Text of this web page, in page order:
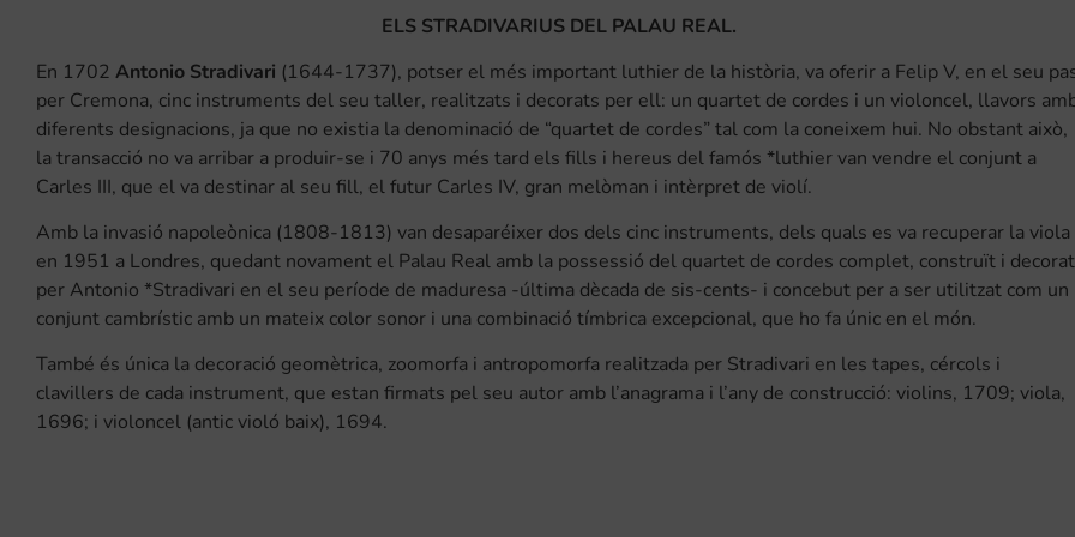
ELS STRADIVARIUS DEL PALAU REAL.
En 1702 Antonio Stradivari (1644-1737), potser el més important luthier de la història, va oferir a Felip V, en el seu
per Cremona, cinc instruments del seu taller, realitzats i decorats per ell: un quartet de cordes i un violoncel, llavors
diferents designacions, ja que no existia la denominació de “quartet de cordes” tal com la coneixem hui. No obstant això,
la transacció no va arribar a produir-se i 70 anys més tard els fills i hereus del famós *luthier van vendre el conjunt a
Carles III, que el va destinar al seu fill, el futur Carles IV, gran melòman i intèrpret de violí.
Amb la invasió napoleònica (1808-1813) van desaparéixer dos dels cinc instruments, dels quals es va recuperar la viola
en 1951 a Londres, quedant novament el Palau Real amb la possessió del quartet de cordes complet, construït i decorat
per Antonio *Stradivari en el seu període de maduresa -última dècada de sis-cents- i concebut per a ser utilitzat com un
conjunt cambrístic amb un mateix color sonor i una combinació tímbrica excepcional, que ho fa únic en el món.
També és única la decoració geomètrica, zoomorfa i antropomorfa realitzada per Stradivari en les tapes, cércols i
clavillers de cada instrument, que estan firmats pel seu autor amb l’anagrama i l’any de construcció: violins, 1709; viola,
1696; i violoncel (antic violó baix), 1694.